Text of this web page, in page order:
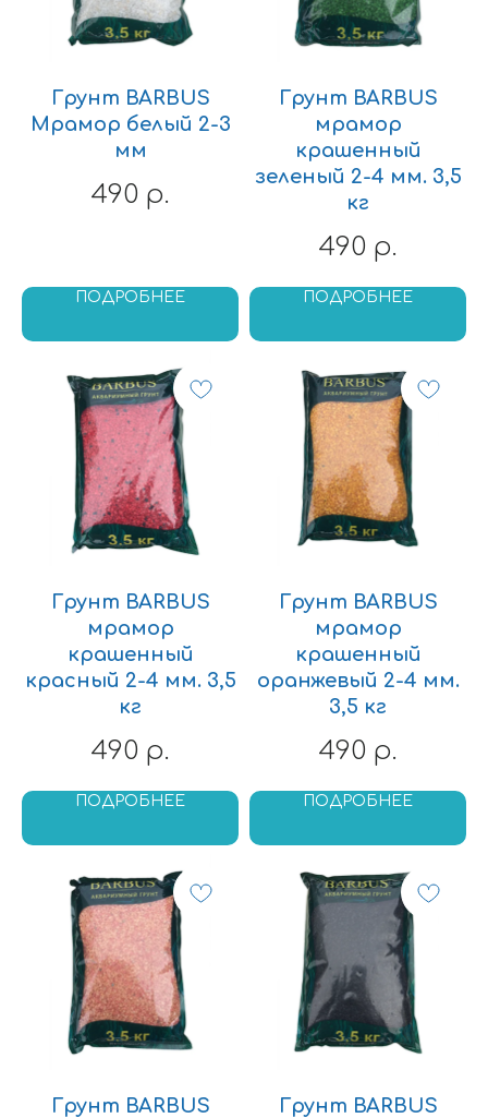
Грунт BARBUS
Мрамор белый 2-3
мм
490 р.
ПОДРОБНЕЕ
Грунт BARBUS
мрамор
крашенный
зеленый 2-4 мм. 3,5
кг
490 р.
ПОДРОБНЕЕ
Грунт BARBUS
мрамор
крашенный
красный 2-4 мм. 3,5
кг
490 р.
ПОДРОБНЕЕ
Грунт BARBUS
мрамор
крашенный
оранжевый 2-4 мм.
3,5 кг
490 р.
ПОДРОБНЕЕ
Грунт BARBUS Грунт BARBUS